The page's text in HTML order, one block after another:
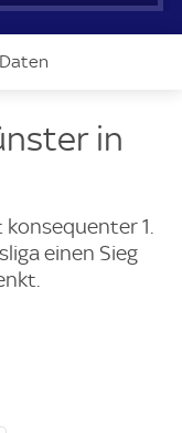
Daten
in
1.
einen Sieg